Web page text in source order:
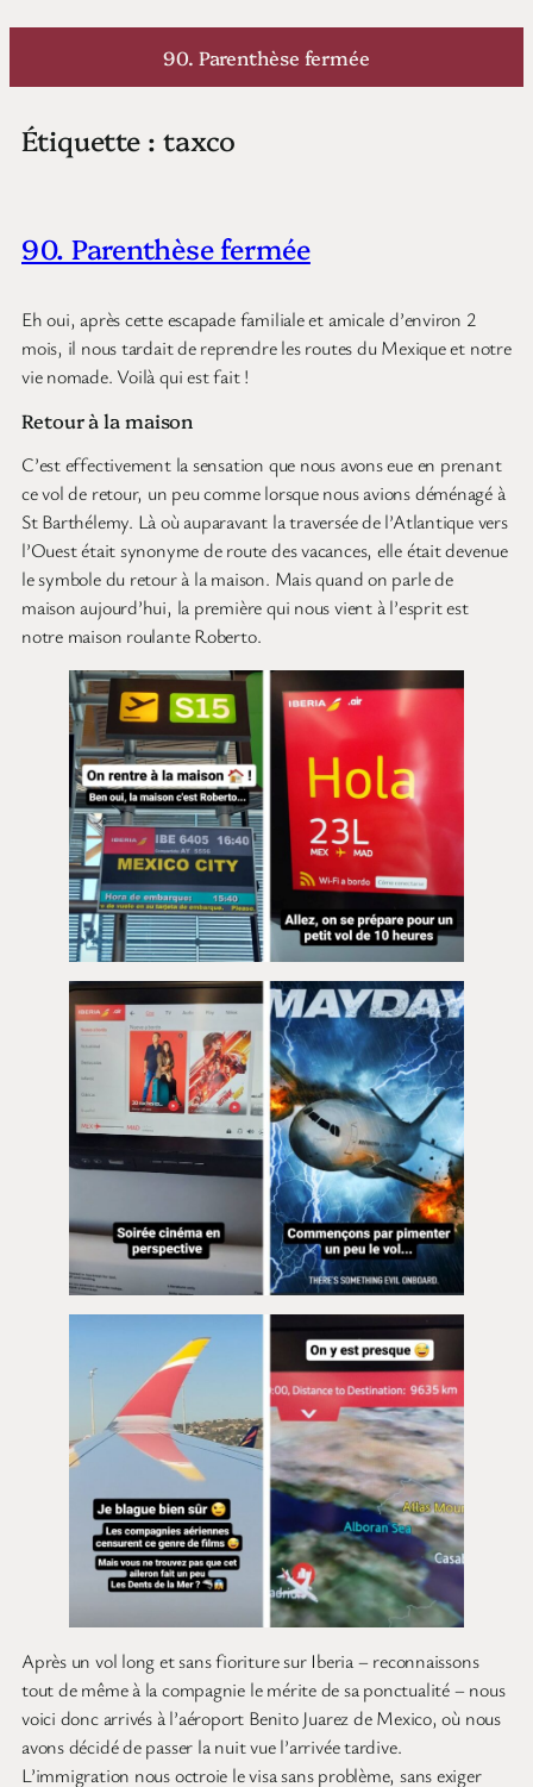
Aller
90. Parenthèse fermée
Étiquette : taxco
90. Parenthèse fermée
Eh oui, après cette escapade familiale et amicale d’environ 2
mois, il nous tardait de reprendre les routes du Mexique et notre
vie nomade. Voilà qui est fait !
Retour à la maison
C’est effectivement la sensation que nous avons eue en prenant
ce vol de retour, un peu comme lorsque nous avions déménagé à
St Barthélemy. Là où auparavant la traversée de l’Atlantique vers
l’Ouest était synonyme de route des vacances, elle était devenue
le symbole du retour à la maison. Mais quand on parle de
maison aujourd’hui, la première qui nous vient à l’esprit est
notre maison roulante Roberto.
Après un vol long et sans fioriture sur Iberia – reconnaissons
tout de même à la compagnie le mérite de sa ponctualité – nous
voici donc arrivés à l’aéroport Benito Juarez de Mexico, où nous
avons décidé de passer la nuit vue l’arrivée tardive.
L’immigration nous octroie le visa sans problème, sans exiger